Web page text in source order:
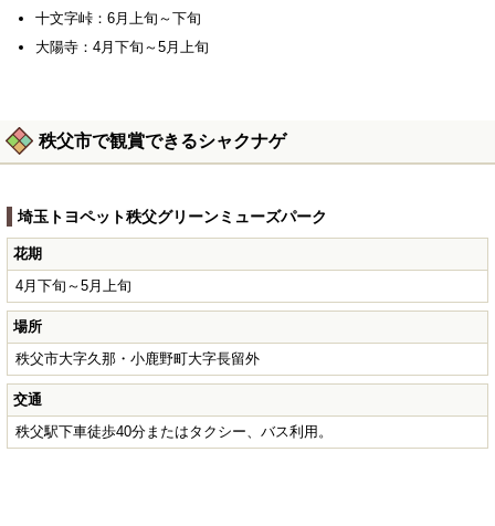
十文字峠：6月上旬～下旬
大陽寺：4月下旬～5月上旬
秩父市で観賞できるシャクナゲ
埼玉トヨペット秩父グリーンミューズパーク
花期
4月下旬～5月上旬
場所
秩父市大字久那・小鹿野町大字長留外
交通
秩父駅下車徒歩40分またはタクシー、バス利用。